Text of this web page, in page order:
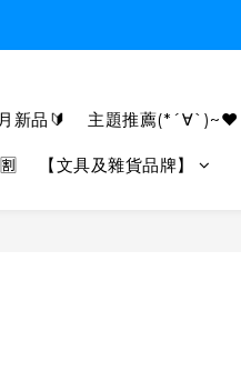
新品🔰 主題推薦(*´∀`)~♥
【文具及雜貨品牌】